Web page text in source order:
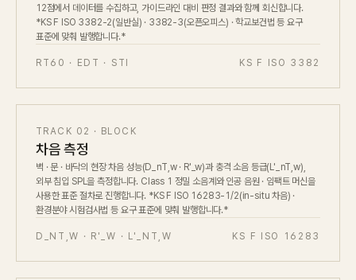
12점에서 데이터를 수집하고, 가이드라인 대비 판정 결과와 함께 회신합니다.
*KS F ISO 3382-2(일반실) · 3382-3(오픈오피스) · 학교보건법 등 요구
표준에 맞춰 발행합니다.*
RT60 · EDT · STI KS F ISO 3382
TRACK 02 · BLOCK
차음 측정
벽 · 문 · 바닥의 현장 차음 성능(D_nT,w · R'_w)과 충격 소음 등급(L'_nT,w),
외부 침입 SPL을 측정합니다. Class 1 정밀 소음계와 인공 음원 · 임팩트 머신을
사용한 표준 절차로 진행합니다. *KS F ISO 16283-1/2(in-situ 차음) ·
환경분야 시험검사법 등 요구 표준에 맞춰 발행합니다.*
D_NT,W · R'_W · L'_NT,W KS F ISO 16283